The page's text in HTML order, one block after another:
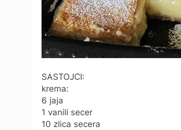
SASTOJCI:
krema:
6 jaja
1 vanili secer
10 zlica secera